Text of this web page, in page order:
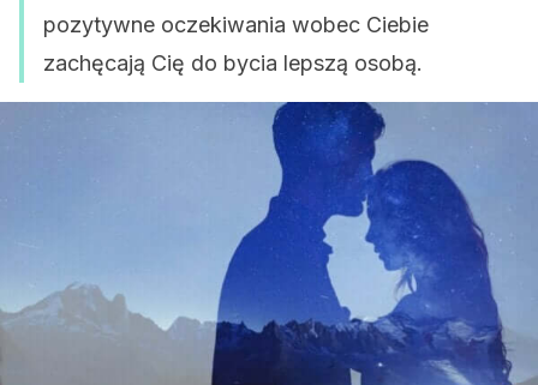
pozytywne oczekiwania wobec Ciebie
zachęcają Cię do bycia lepszą osobą.